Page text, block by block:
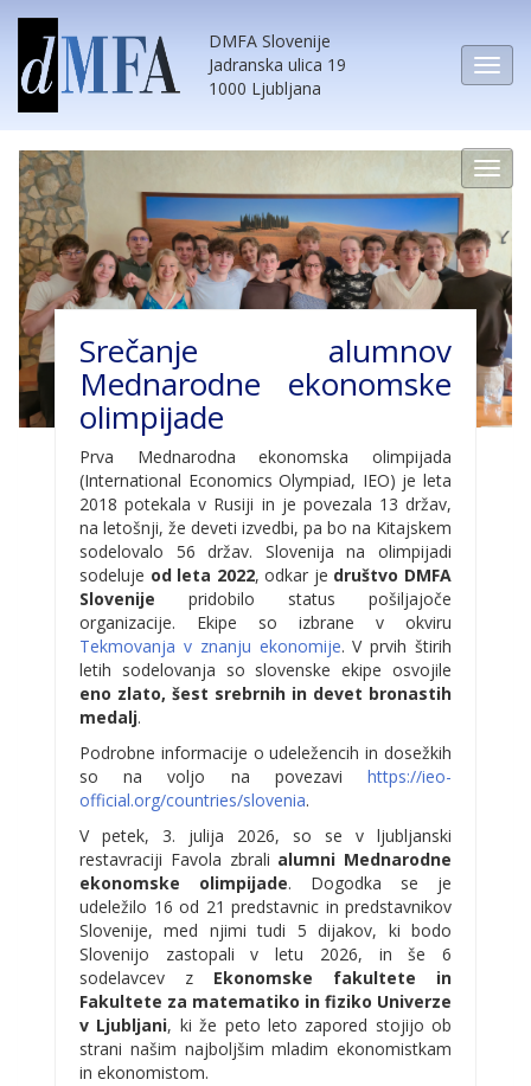
DMFA Slovenije
Jadranska ulica 19
1000 Ljubljana
Srečanje alumnov
Mednarodne ekonomske
olimpijade
Prva Mednarodna ekonomska olimpijada
(International Economics Olympiad, IEO) je leta
2018 potekala v Rusiji in je povezala 13 držav,
na letošnji, že deveti izvedbi, pa bo na Kitajskem
sodelovalo 56 držav. Slovenija na olimpijadi
sodeluje od leta 2022, odkar je društvo DMFA
Slovenije pridobilo status pošiljajoče
organizacije. Ekipe so izbrane v okviru
Tekmovanja v znanju ekonomije. V prvih štirih
letih sodelovanja so slovenske ekipe osvojile
eno zlato, šest srebrnih in devet bronastih
medalj.
Podrobne informacije o udeležencih in dosežkih
so na voljo na povezavi https://ieo-
official.org/countries/slovenia.
V petek, 3. julija 2026, so se v ljubljanski
restavraciji Favola zbrali alumni Mednarodne
ekonomske olimpijade. Dogodka se je
udeležilo 16 od 21 predstavnic in predstavnikov
Slovenije, med njimi tudi 5 dijakov, ki bodo
Slovenijo zastopali v letu 2026, in še 6
sodelavcev z Ekonomske fakultete in
Fakultete za matematiko in fiziko Univerze
v Ljubljani, ki že peto leto zapored stojijo ob
strani našim najboljšim mladim ekonomistkam
in ekonomistom.